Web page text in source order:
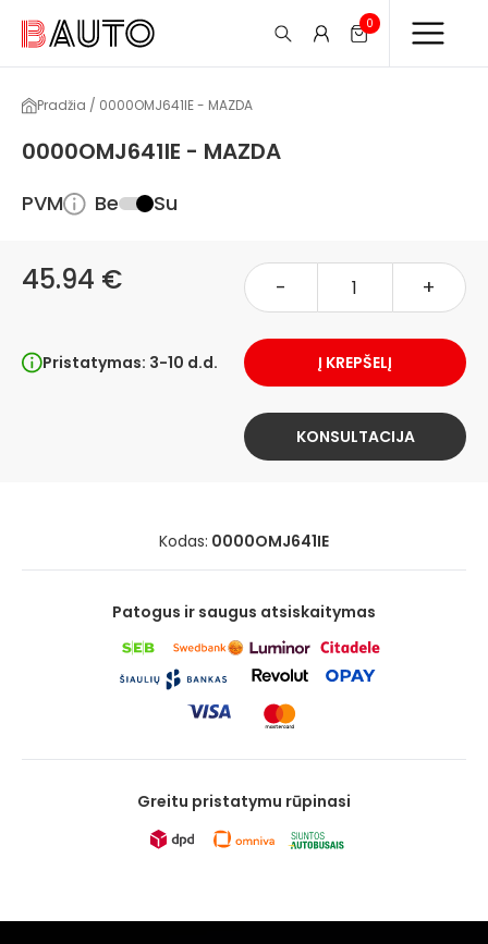
0
Pradžia / 0000OMJ641IE - MAZDA
0000OMJ641IE - MAZDA
PVM Be Su
45.94 € - +
Pristatymas: 3-10 d.d. Į KREPŠELĮ
KONSULTACIJA
Kodas: 0000OMJ641IE
Patogus ir saugus atsiskaitymas
Greitu pristatymu rūpinasi